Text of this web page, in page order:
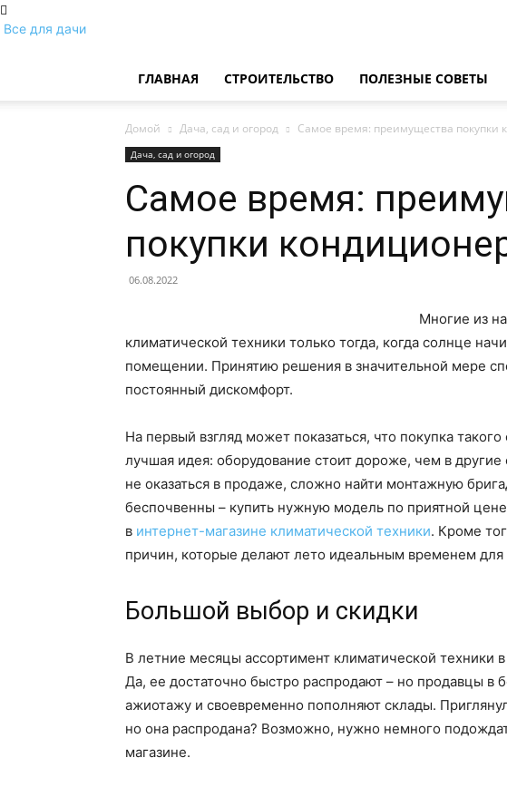
Все для дачи
ГЛАВНАЯ СТРОИТЕЛЬСТВО ПОЛЕЗНЫЕ СОВЕТЫ
Домой Дача, сад и огород Самое время: преимущества покупки
Дача, сад и огород
Самое время:
покупки
06.08.2022
Многие из
климатической техники только тогда, когда солнце
помещении. Принятию решения в значительной мере
постоянный дискомфорт.
На первый взгляд может показаться, что покупка
лучшая идея: оборудование стоит дороже, чем в
не оказаться в продаже, сложно найти монтажную
беспочвенны – купить нужную модель по приятной
в интернет-магазине климатической техники. Кроме
причин, которые делают лето идеальным временем для
Большой выбор и скидки
В летние месяцы ассортимент климатической техники
Да, ее достаточно быстро распродают – но продавцы в
ажиотажу и своевременно пополняют склады.
но она распродана? Возможно, нужно немного
магазине.